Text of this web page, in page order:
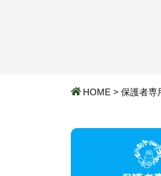
HOME > 保護者専